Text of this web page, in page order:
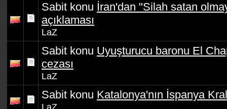
Sabit konu İran'dan "Silah satan
açıklaması
LaZ
Sabit konu Uyuşturucu baronu El
cezası
LaZ
Sabit konu Katalonya'nın İspanya
LaZ